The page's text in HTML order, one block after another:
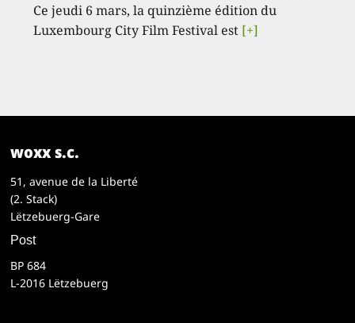
Ce jeudi 6 mars, la quinzième édition du
Luxembourg City Film Festival est [+]
woxx s.c.
51, avenue de la Liberté
(2. Stack)
Lëtzebuerg-Gare
Post
BP 684
L-2016 Lëtzebuerg